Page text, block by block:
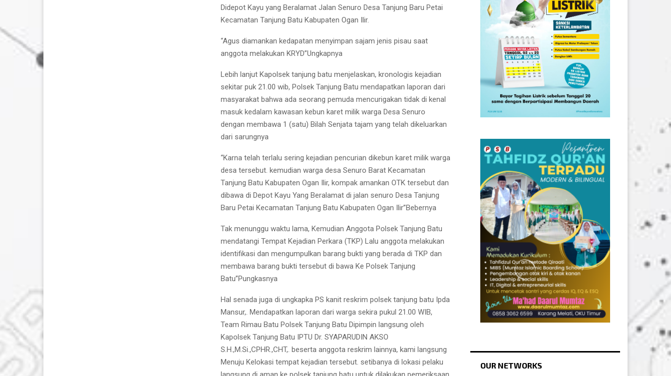
Didepot Kayu yang Beralamat Jalan Senuro Desa Tanjung Baru Petai
Kecamatan Tanjung Batu Kabupaten Ogan Ilir.
“Agus diamankan kedapatan menyimpan sajam jenis pisau saat
anggota melakukan KRYD”Ungkapnya
Lebih lanjut Kapolsek tanjung batu menjelaskan, kronologis kejadian
sekitar puk 21.00 wib, Polsek Tanjung Batu mendapatkan laporan dari
masyarakat bahwa ada seorang pemuda mencurigakan tidak di kenal
masuk kedalam kawasan kebun karet milik warga Desa Senuro
dengan membawa 1 (satu) Bilah Senjata tajam yang telah dikeluarkan
dari sarungnya
“Karna telah terlalu sering kejadian pencurian dikebun karet milik warga
desa tersebut. kemudian warga desa Senuro Barat Kecamatan
Tanjung Batu Kabupaten Ogan Ilir, kompak amankan OTK tersebut dan
dibawa di Depot Kayu Yang Beralamat di jalan senuro Desa Tanjung
Baru Petai Kecamatan Tanjung Batu Kabupaten Ogan Ilir”Bebernya
Tak menunggu waktu lama, Kemudian Anggota Polsek Tanjung Batu
mendatangi Tempat Kejadian Perkara (TKP) Lalu anggota melakukan
identifikasi dan mengumpulkan barang bukti yang berada di TKP dan
membawa barang bukti tersebut di bawa Ke Polsek Tanjung
Batu”Pungkasnya
Hal senada juga di ungkapka PS kanit reskrim polsek tanjung batu Ipda
Mansur,. Mendapatkan laporan dari warga sekira pukul 21.00 WIB,
Team Rimau Batu Polsek Tanjung Batu Dipimpin langsung oleh
Kapolsek Tanjung Batu IPTU Dr. SYAPARUDIN AKSO
S.H.,M.Si.,CPHR.,CHT,. beserta anggota reskrim lainnya, kami langsung
Menuju Kelokasi tempat kejadian tersebut. setibanya di lokasi pelaku
OUR NETWORKS